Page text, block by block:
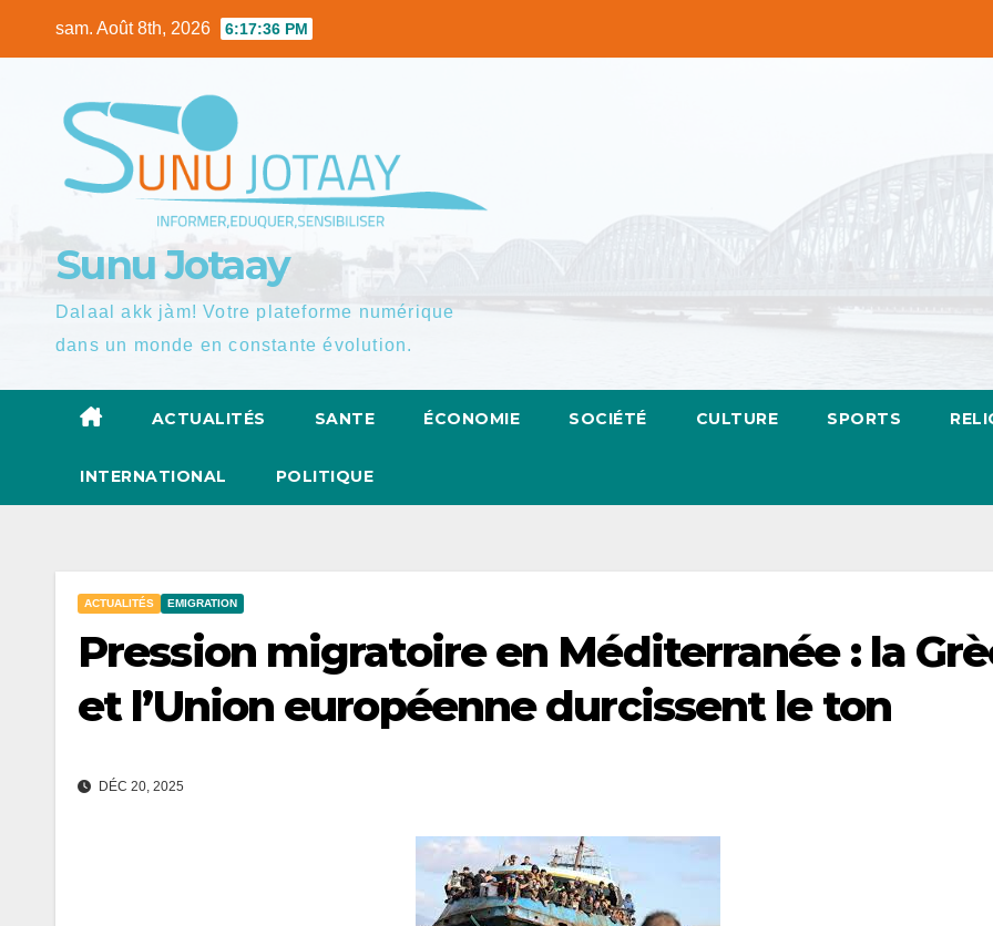
sam. Août 8th, 2026 6:17:37 PM
Sunu Jotaay
Dalaal akk jàm! Votre plateforme numérique
dans un monde en constante évolution.
ACTUALITÉS SANTE ÉCONOMIE SOCIÉTÉ CULTURE SPORTS
INTERNATIONAL POLITIQUE
ACTUALITÉS EMIGRATION
Pression migratoire en Méditerranée : la
et l’Union européenne durcissent le ton
DÉC 20, 2025